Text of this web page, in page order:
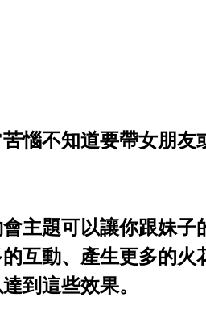
惱不知道要帶女朋
主題可以讓你跟妹
互動、產生更多的
到這些效果。